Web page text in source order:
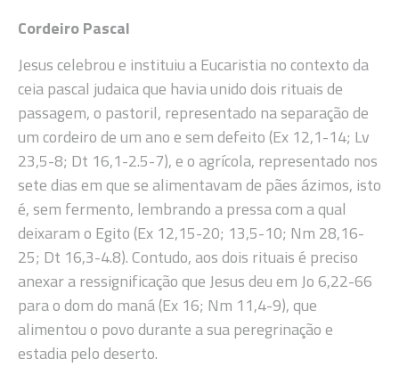
Cordeiro Pascal
Jesus celebrou e instituiu a Eucaristia no contexto da
ceia pascal judaica que havia unido dois rituais de
passagem, o pastoril, representado na separação de
um cordeiro de um ano e sem defeito (Ex 12,1-14; Lv
23,5-8; Dt 16,1-2.5-7), e o agrícola, representado nos
sete dias em que se alimentavam de pães ázimos, isto
é, sem fermento, lembrando a pressa com a qual
deixaram o Egito (Ex 12,15-20; 13,5-10; Nm 28,16-
25; Dt 16,3-4.8). Contudo, aos dois rituais é preciso
anexar a ressignificação que Jesus deu em Jo 6,22-66
para o dom do maná (Ex 16; Nm 11,4-9), que
alimentou o povo durante a sua peregrinação e
estadia pelo deserto.